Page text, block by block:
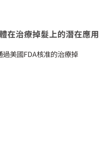
在治療掉髮上的潛在應用
過美國FDA核准的治療掉